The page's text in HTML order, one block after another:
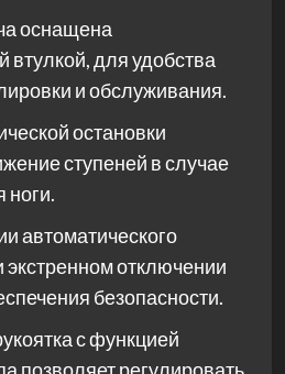
оснащена
втулкой, для удобства
и обслуживания.
остановки
ступеней в случае
ноги.
автоматического
отключении
безопасности.
с функцией